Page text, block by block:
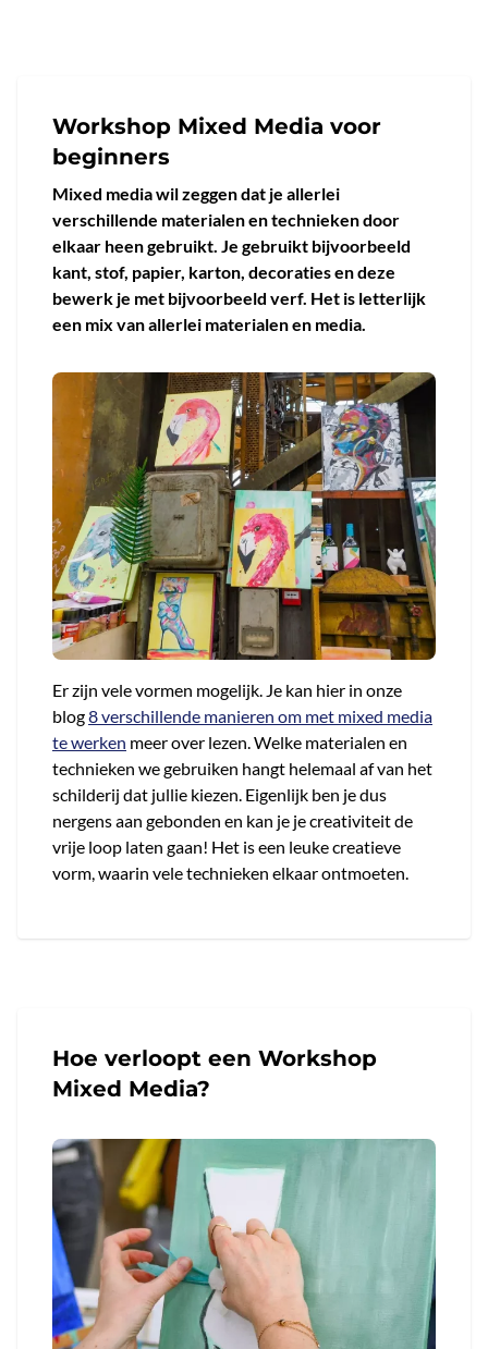
Workshop Mixed Media voor
beginners
Mixed media wil zeggen dat je allerlei
verschillende materialen en technieken door
elkaar heen gebruikt. Je gebruikt bijvoorbeeld
kant, stof, papier, karton, decoraties en deze
bewerk je met bijvoorbeeld verf. Het is letterlijk
een mix van allerlei materialen en media.
Er zijn vele vormen mogelijk. Je kan hier in onze
blog8 verschillende manieren om met mixed media
te werken meer over lezen. Welke materialen en
technieken we gebruiken hangt helemaal af van het
schilderij dat jullie kiezen. Eigenlijk ben je dus
nergens aan gebonden en kan je je creativiteit de
vrije loop laten gaan! Het is een leuke creatieve
vorm, waarin vele technieken elkaar ontmoeten.
Hoe verloopt een Workshop
Mixed Media?